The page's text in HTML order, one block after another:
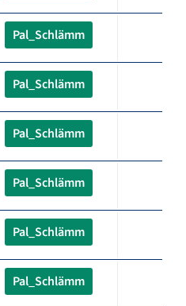
Pal_Schlämm
Pal_Schlämm
Pal_Schlämm
Pal_Schlämm
Pal_Schlämm
Pal_Schlämm